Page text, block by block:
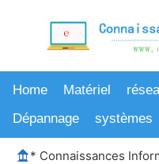
Home Matériel
Dépannage
systèmes
* Connaissances